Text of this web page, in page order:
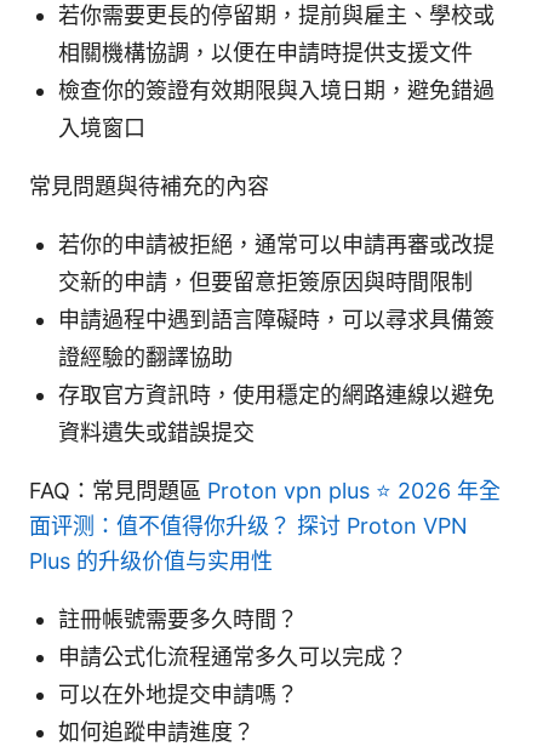
若你需要更長的停留期，提前與雇主、學校或
相關機構協調，以便在申請時提供支援文件
檢查你的簽證有效期限與入境日期，避免錯過
入境窗口
常見問題與待補充的內容
若你的申請被拒絕，通常可以申請再審或改提
交新的申請，但要留意拒簽原因與時間限制
申請過程中遇到語言障礙時，可以尋求具備簽
證經驗的翻譯協助
存取官方資訊時，使用穩定的網路連線以避免
資料遺失或錯誤提交
FAQ：常見問題區 Proton vpn plus ⭐ 2026 年全
面评测：值不值得你升级？ 探讨 Proton VPN
Plus 的升级价值与实用性
註冊帳號需要多久時間？
申請公式化流程通常多久可以完成？
可以在外地提交申請嗎？
如何追蹤申請進度？